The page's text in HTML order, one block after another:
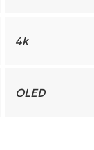
4k
OLED